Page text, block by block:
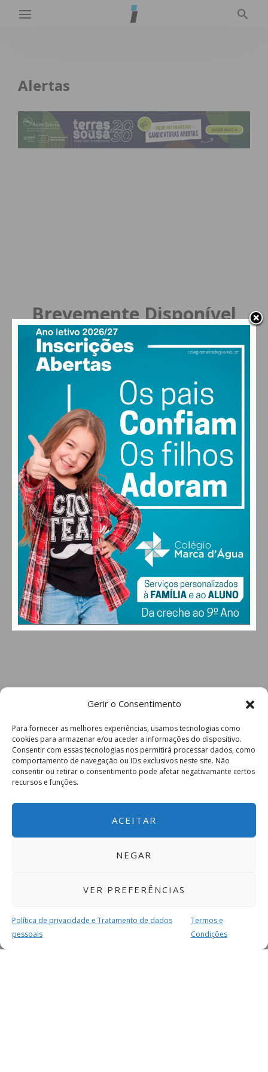
Gerir o Consentimento
Para fornecer as melhores experiências, usamos tecnologias como
cookies para armazenar e/ou aceder a informações do dispositivo.
Consentir com essas tecnologias nos permitirá processar dados, como
comportamento de navegação ou IDs exclusivos neste site. Não
consentir ou retirar o consentimento pode afetar negativamante certos
recursos e funções.
ACEITAR
NEGAR
VER PREFERÊNCIAS
Política de privacidade e Tratamento de dados
pessoais
Termos e
Condições
Alertas
Brevemente Disponível